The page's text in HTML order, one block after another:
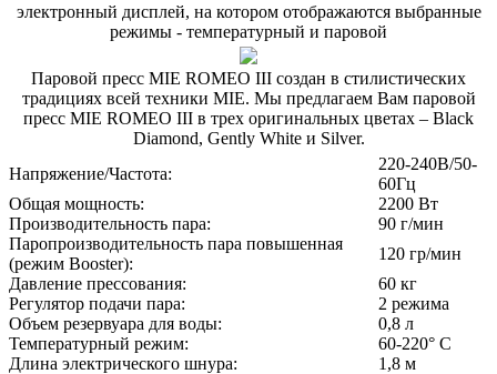
электронный дисплей, на котором отображаются выбранные
режимы - температурный и паровой
Паровой пресс MIE ROMEO III создан в стилистических
традициях всей техники MIE. Мы предлагаем Вам паровой
пресс MIE ROMEO III в трех оригинальных цветах – Black
Diamond, Gently White и Silver.
Напряжение/Частота:
220-240В/50-
60Гц
Общая мощность:
2200 Вт
Производительность пара:
90 г/мин
Паропроизводительность пара повышенная
(режим Booster):
120 гр/мин
Давление прессования:
60 кг
Регулятор подачи пара:
2 режима
Объем резервуара для воды:
0,8 л
Температурный режим:
60-220° C
Длина электрического шнура:
1,8 м